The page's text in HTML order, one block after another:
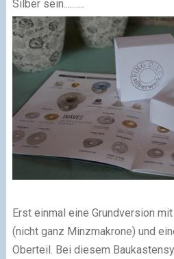
Silber sein..........
Erst einmal eine Grundversion
(nicht ganz Minzmakrone) und
Oberteil. Bei diesem